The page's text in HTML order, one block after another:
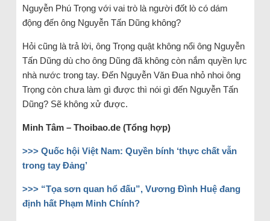
Nguyễn Phú Trọng với vai trò là người đốt lò có dám
động đến ông Nguyễn Tấn Dũng không?
Hỏi cũng là trả lời, ông Trọng quật không nổi ông Nguyễn
Tấn Dũng dù cho ông Dũng đã không còn nắm quyền lực
nhà nước trong tay. Đến Nguyễn Văn Đua nhỏ nhoi ông
Trọng còn chưa làm gì được thì nói gì đến Nguyễn Tấn
Dũng? Sẽ không xử được.
Minh Tâm – Thoibao.de (Tổng hợp)
>>> Quốc hội Việt Nam: Quyền bính ‘thực chất vẫn
trong tay Đảng’
>>> “Tọa sơn quan hổ đấu”, Vương Đình Huệ đang
định hất Phạm Minh Chính?